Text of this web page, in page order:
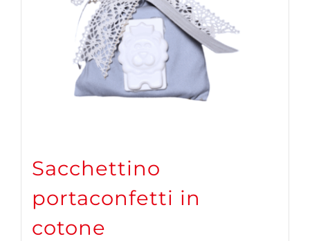
Sacchettino
portaconfetti in
cotone